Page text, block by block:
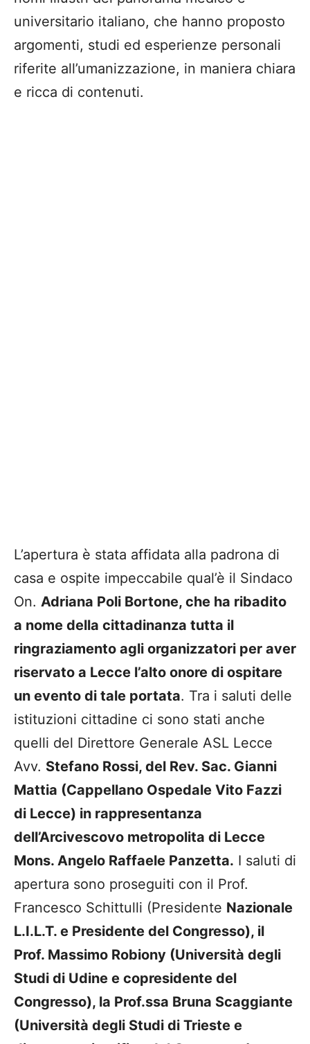
universitario italiano, che hanno proposto
argomenti, studi ed esperienze personali
riferite all’umanizzazione, in maniera chiara
e ricca di contenuti.
L’apertura è stata affidata alla padrona di
casa e ospite impeccabile qual’è il Sindaco
On. Adriana Poli Bortone, che ha ribadito
a nome della cittadinanza tutta il
ringraziamento agli organizzatori per aver
riservato a Lecce l’alto onore di ospitare
un evento di tale portata. Tra i saluti delle
istituzioni cittadine ci sono stati anche
quelli del Direttore Generale ASL Lecce
Avv. Stefano Rossi, del Rev. Sac. Gianni
Mattia (Cappellano Ospedale Vito Fazzi
di Lecce) in rappresentanza
dell’Arcivescovo metropolita di Lecce
Mons. Angelo Raffaele Panzetta. I saluti di
apertura sono proseguiti con il Prof.
Francesco Schittulli (Presidente Nazionale
L.I.L.T. e Presidente del Congresso), il
Prof. Massimo Robiony (Università degli
Studi di Udine e copresidente del
Congresso), la Prof.ssa Bruna Scaggiante
(Università degli Studi di Trieste e